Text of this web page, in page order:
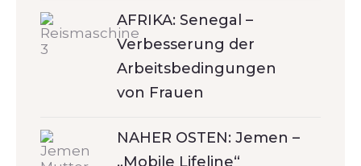
AFRIKA: Senegal –
Verbesserung der
Arbeitsbedingungen
von Frauen
NAHER OSTEN: Jemen –
„Mobile Lifeline“